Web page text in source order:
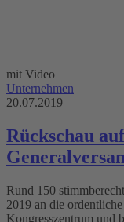
mit Video
Unternehmen
20.07.2019
Rückschau
Rund 150
2019 an die
Kongresszentrum und